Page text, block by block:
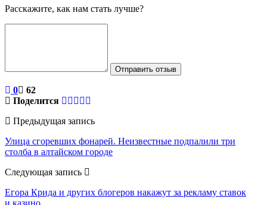
Расскажите, как нам стать лучше?
Отправить отзыв
0
62
Поделится
Предыдущая запись
Улица сгоревших фонарей. Неизвестные подпалили три
столба в алтайском городе
Следующая запись
Егора Крида и других блогеров накажут за рекламу ставок
и казино